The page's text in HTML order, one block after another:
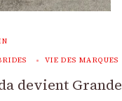
VIE DES MARQUES
devient Grande